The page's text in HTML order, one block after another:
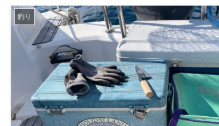
釣り